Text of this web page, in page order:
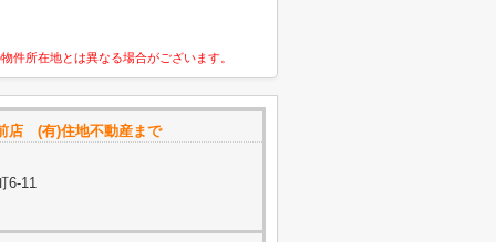
件所在地とは異なる場合がございます。
店 (有)住地不動産まで
6-11